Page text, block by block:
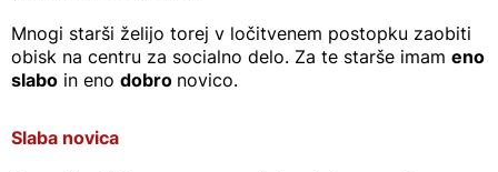
Mnogi starši želijo torej v ločitvenem postopku zaobiti
obisk na centru za socialno delo. Za te starše imam eno
slabo in eno dobro novico.
Slaba novica